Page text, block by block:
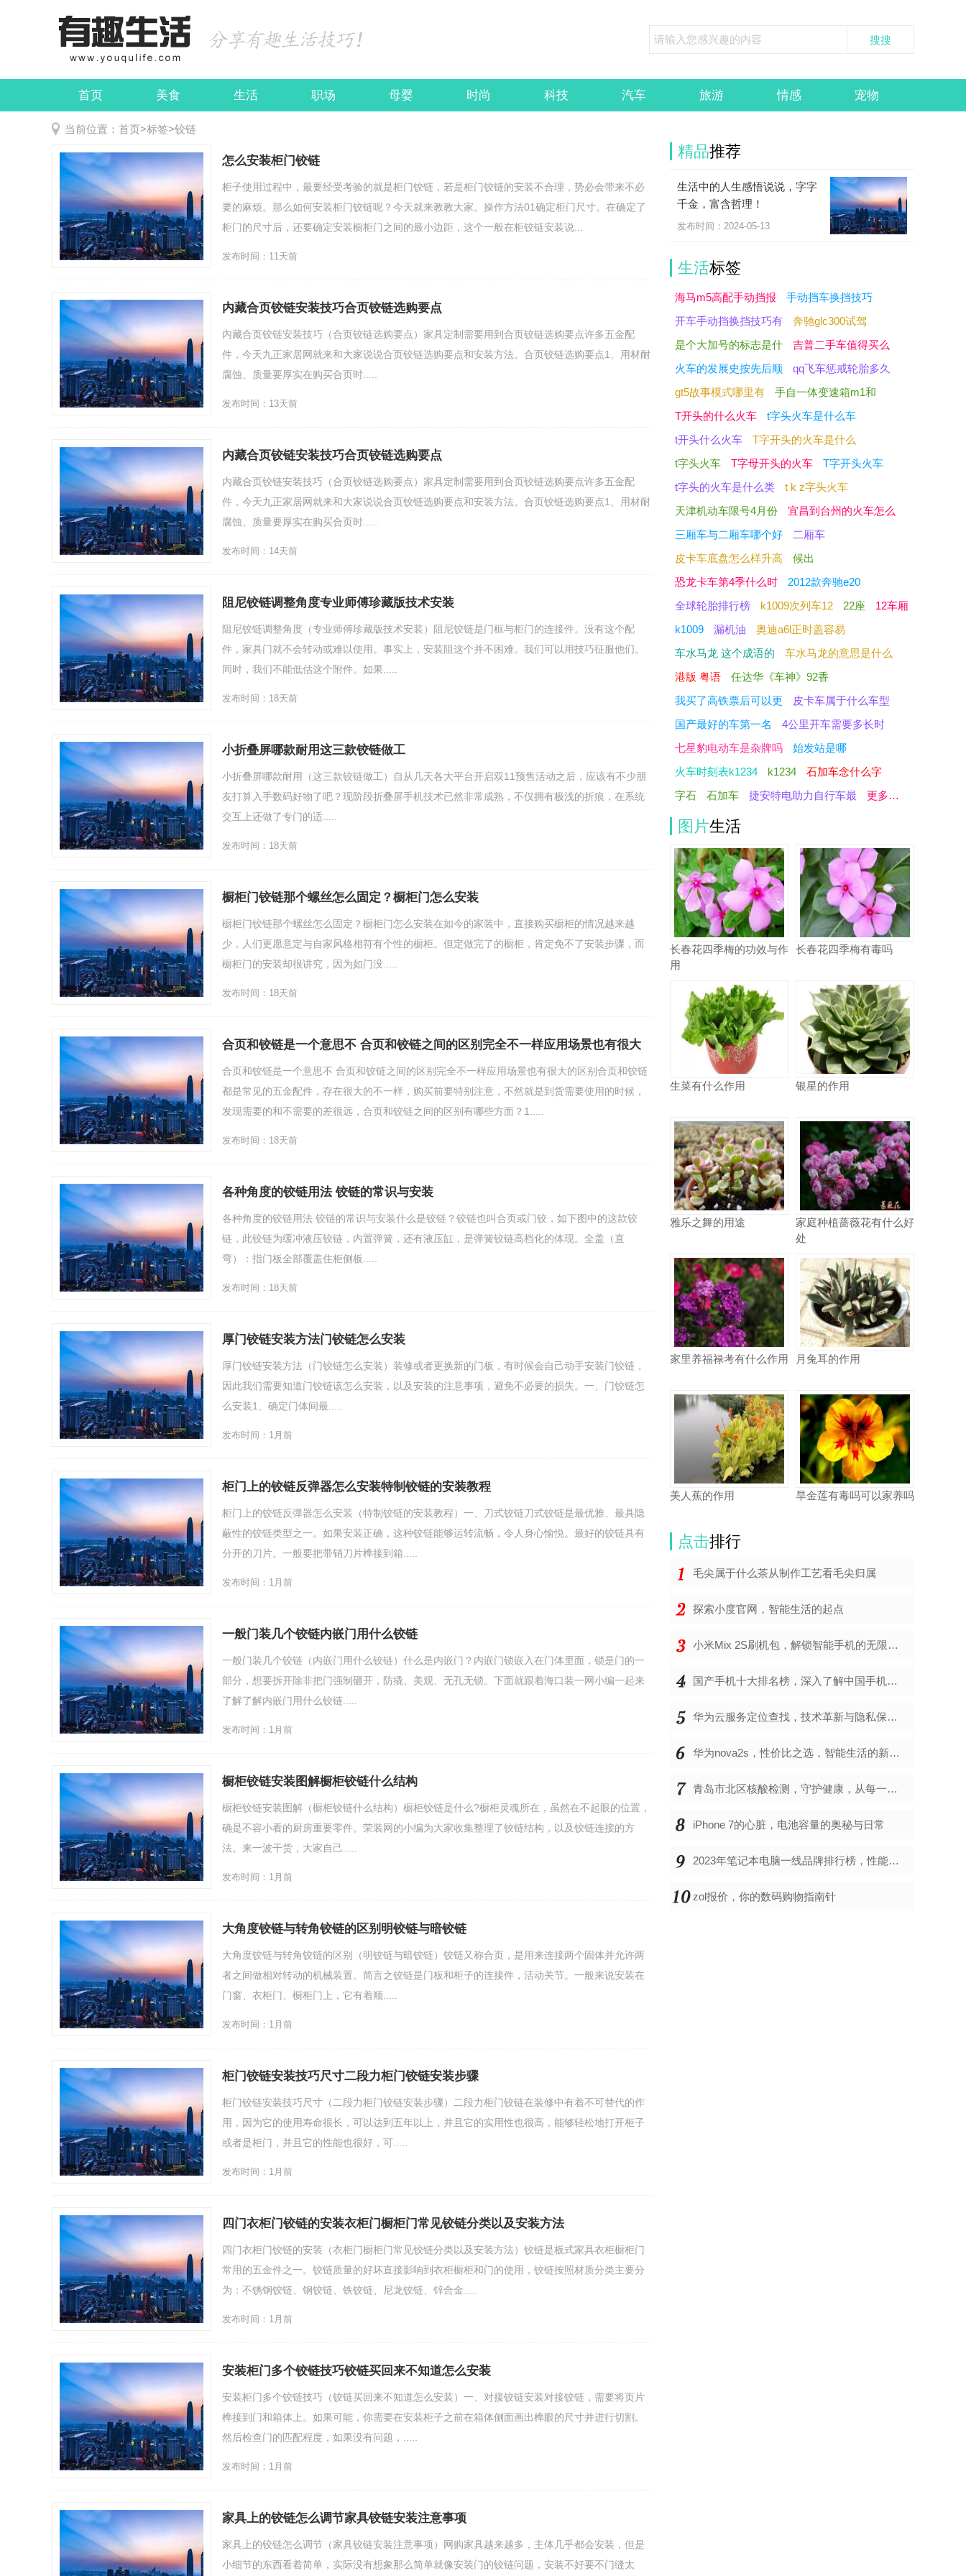
首页 美食 生活 职场 母婴 时尚 科技 汽车 旅游 情感 宠物
娱乐 民俗
当前位置： 首页>标签>铰链
怎么安装柜门铰链
柜子使用过程中，最要经受考验的就是柜门铰链，若是柜门铰链的安装不合理，势必会带来不必
要的麻烦。那么如何安装柜门铰链呢？今天就来教教大家。操作方法01确定柜门尺寸。在确定了
柜门的尺寸后，还要确定安装橱柜门之间的最小边距，这个一般在柜铰链安装说...
发布时间：11天前
内藏合页铰链安装技巧合页铰链选购要点
内藏合页铰链安装技巧（合页铰链选购要点）家具定制需要用到合页铰链选购要点许多五金配
件，今天九正家居网就来和大家说说合页铰链选购要点和安装方法。合页铰链选购要点1、用材耐
腐蚀、质量要厚实在购买合页时.....
发布时间：13天前
内藏合页铰链安装技巧合页铰链选购要点
内藏合页铰链安装技巧（合页铰链选购要点）家具定制需要用到合页铰链选购要点许多五金配
件，今天九正家居网就来和大家说说合页铰链选购要点和安装方法。合页铰链选购要点1、用材耐
腐蚀、质量要厚实在购买合页时.....
发布时间：14天前
阻尼铰链调整角度专业师傅珍藏版技术安装
阻尼铰链调整角度（专业师傅珍藏版技术安装）阻尼铰链是门框与柜门的连接件。没有这个配
件，家具门就不会转动或难以使用。事实上，安装阻这个并不困难。我们可以用技巧征服他们。
同时，我们不能低估这个附件。如果.....
发布时间：18天前
小折叠屏哪款耐用这三款铰链做工
小折叠屏哪款耐用（这三款铰链做工）自从几天各大平台开启双11预售活动之后，应该有不少朋
友打算入手数码好物了吧？现阶段折叠屏手机技术已然非常成熟，不仅拥有极浅的折痕，在系统
交互上还做了专门的适.....
发布时间：18天前
橱柜门铰链那个螺丝怎么固定？橱柜门怎么安装
橱柜门铰链那个螺丝怎么固定？橱柜门怎么安装在如今的家装中，直接购买橱柜的情况越来越
少，人们更愿意定与自家风格相符有个性的橱柜。但定做完了的橱柜，肯定免不了安装步骤，而
橱柜门的安装却很讲究，因为如门没.....
发布时间：18天前
合页和铰链是一个意思不 合页和铰链之间的区别完全不一样应用场景也有很大
的区别
合页和铰链是一个意思不 合页和铰链之间的区别完全不一样应用场景也有很大的区别合页和铰链
都是常见的五金配件，存在很大的不一样，购买前要特别注意，不然就是到货需要使用的时候，
发现需要的和不需要的差很远，合页和铰链之间的区别有哪些方面？1.....
发布时间：18天前
各种角度的铰链用法 铰链的常识与安装
各种角度的铰链用法 铰链的常识与安装什么是铰链？铰链也叫合页或门铰，如下图中的这款铰
链，此铰链为缓冲液压铰链，内置弹簧，还有液压缸，是弹簧铰链高档化的体现。全盖（直
弯）：指门板全部覆盖住柜侧板.....
发布时间：18天前
厚门铰链安装方法门铰链怎么安装
厚门铰链安装方法（门铰链怎么安装）装修或者更换新的门板，有时候会自己动手安装门铰链，
因此我们需要知道门铰链该怎么安装，以及安装的注意事项，避免不必要的损失。一、门铰链怎
么安装1、确定门体间最.....
发布时间：1月前
柜门上的铰链反弹器怎么安装特制铰链的安装教程
柜门上的铰链反弹器怎么安装（特制铰链的安装教程）一、刀式铰链刀式铰链是最优雅、最具隐
蔽性的铰链类型之一。如果安装正确，这种铰链能够运转流畅，令人身心愉悦。最好的铰链具有
分开的刀片。一般要把带销刀片榫接到箱.....
发布时间：1月前
一般门装几个铰链内嵌门用什么铰链
一般门装几个铰链（内嵌门用什么铰链）什么是内嵌门？内嵌门锁嵌入在门体里面，锁是门的一
部分，想要拆开除非把门强制砸开，防撬、美观、无孔无锁。下面就跟着海口装一网小编一起来
了解了解内嵌门用什么铰链.....
发布时间：1月前
橱柜铰链安装图解橱柜铰链什么结构
橱柜铰链安装图解（橱柜铰链什么结构）橱柜铰链是什么?橱柜灵魂所在，虽然在不起眼的位置，
确是不容小看的厨房重要零件。荣装网的小编为大家收集整理了铰链结构，以及铰链连接的方
法。来一波干货，大家自己.....
发布时间：1月前
大角度铰链与转角铰链的区别明铰链与暗铰链
大角度铰链与转角铰链的区别（明铰链与暗铰链）铰链又称合页，是用来连接两个固体并允许两
者之间做相对转动的机械装置。简言之铰链是门板和柜子的连接件，活动关节。一般来说安装在
门窗、衣柜门、橱柜门上，它有着顺.....
发布时间：1月前
柜门铰链安装技巧尺寸二段力柜门铰链安装步骤
柜门铰链安装技巧尺寸（二段力柜门铰链安装步骤）二段力柜门铰链在装修中有着不可替代的作
用，因为它的使用寿命很长，可以达到五年以上，并且它的实用性也很高，能够轻松地打开柜子
或者是柜门，并且它的性能也很好，可.....
发布时间：1月前
四门衣柜门铰链的安装衣柜门橱柜门常见铰链分类以及安装方法
四门衣柜门铰链的安装（衣柜门橱柜门常见铰链分类以及安装方法）铰链是板式家具衣柜橱柜门
常用的五金件之一。铰链质量的好坏直接影响到衣柜橱柜和门的使用，铰链按照材质分类主要分
为：不锈钢铰链、钢铰链、铁铰链、尼龙铰链、锌合金.....
发布时间：1月前
安装柜门多个铰链技巧铰链买回来不知道怎么安装
安装柜门多个铰链技巧（铰链买回来不知道怎么安装）一、对接铰链安装对接铰链，需要将页片
榫接到门和箱体上。如果可能，你需要在安装柜子之前在箱体侧面画出榫眼的尺寸并进行切割。
然后检查门的匹配程度，如果没有问题，.....
发布时间：1月前
家具上的铰链怎么调节家具铰链安装注意事项
家具上的铰链怎么调节（家具铰链安装注意事项）网购家具越来越多，主体几乎都会安装，但是
小细节的东西看着简单，实际没有想象那么简单就像安装门的铰链问题，安装不好要不门缝太
精品推荐
生活中的人生感悟说说，字字
千金，富含哲理！
发布时间：2024-05-13
生活标签
海马m5高配手动挡报
手动挡车换挡技巧
开车手动挡换挡技巧有
奔驰glc300试驾
是个大加号的标志是什
吉普二手车值得买么
火车的发展史按先后顺
qq飞车惩戒轮胎多久
gt5故事模式哪里有
手自一体变速箱m1和
T开头的什么火车
t字头火车是什么车
t开头什么火车
T字开头的火车是什么
t字头火车
T字母开头的火车
T字开头火车
t字头的火车是什么类
t k z字头火车
天津机动车限号4月份
宜昌到台州的火车怎么
三厢车与二厢车哪个好
二厢车
皮卡车底盘怎么样升高
候出
恐龙卡车第4季什么时
2012款奔驰e20
全球轮胎排行榜
k1009次列车12 22座
12车厢
k1009
漏机油
奥迪a6l正时盖容易
车水马龙 这个成语的
车水马龙的意思是什么
港版 粤语
任达华《车神》92香
我买了高铁票后可以更
皮卡车属于什么车型
国产最好的车第一名
4公里开车需要多长时
七星豹电动车是杂牌吗
始发站是哪
火车时刻表k1234
k1234
石加车念什么字
字石
石加车 捷安特电助力自行车最 更多…
图片生活
长春花四季梅的功效与作
用
长春花四季梅有毒吗
生菜有什么作用 银星的作用
雅乐之舞的用途
家庭种植蔷薇花有什么好
处
家里养福禄考有什么作用 月兔耳的作用
美人蕉的作用 旱金莲有毒吗可以家养吗
点击排行
毛尖属于什么茶从制作工艺看毛尖归属
探索小度官网，智能生活的起点
小米Mix 2S刷机包，解锁智能手机的无限可能
国产手机十大排名榜，深入了解中国手机市场的佼佼者
华为云服务定位查找，技术革新与隐私保护的双重奏
华为nova2s，性价比之选，智能生活的新伙伴
青岛市北区核酸检测，守护健康，从每一次检测开始
iPhone 7的心脏，电池容量的奥秘与日常
2023年笔记本电脑一线品牌排行榜，性能、创新与用户满意度的综合考量
zol报价，你的数码购物指南针